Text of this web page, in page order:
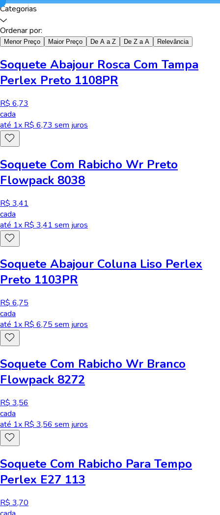
Categorias
Ordenar por:
Menor Preço Maior Preço De A a Z De Z a A Relevância
Soquete Abajour Rosca Com Tampa
Perlex Preto 1108PR
R$ 6,73
cada
até 1x R$ 6,73 sem juros
Soquete Com Rabicho Wr Preto
Flowpack 8038
R$ 3,41
cada
até 1x R$ 3,41 sem juros
Soquete Abajour Coluna Liso Perlex
Preto 1103PR
R$ 6,75
cada
até 1x R$ 6,75 sem juros
Soquete Com Rabicho Wr Branco
Flowpack 8272
R$ 3,56
cada
até 1x R$ 3,56 sem juros
Soquete Com Rabicho Para Tempo
Perlex E27 113
R$ 3,70